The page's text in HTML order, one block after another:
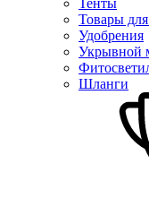
Тенты
Товары
Удобрения
Укрывной
Шланги